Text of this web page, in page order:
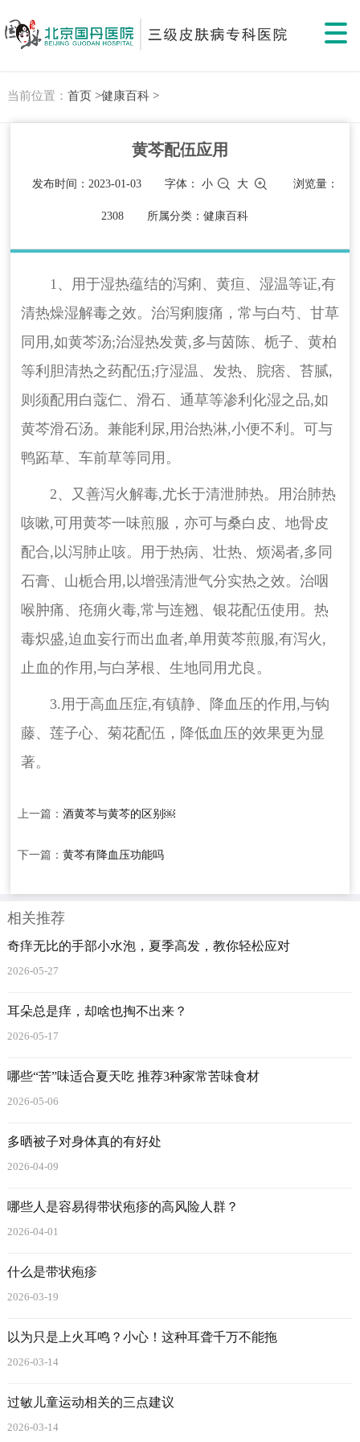
当前位置： 首页 >健康百科 >
黄芩配伍应用
发布时间：2023-01-03 字体：小 大 浏览量：
2308 所属分类：健康百科
1、用于湿热蕴结的泻痢、黄疸、湿温等证,有
清热燥湿解毒之效。治泻痢腹痛，常与白芍、甘草
同用,如黄芩汤;治湿热发黄,多与茵陈、栀子、黄柏
等利胆清热之药配伍;疗湿温、发热、脘痞、苔腻,
则须配用白蔻仁、滑石、通草等渗利化湿之品,如
黄芩滑石汤。兼能利尿,用治热淋,小便不利。可与
鸭跖草、车前草等同用。
2、又善泻火解毒,尤长于清泄肺热。用治肺热
咳嗽,可用黄芩一味煎服，亦可与桑白皮、地骨皮
配合,以泻肺止咳。用于热病、壮热、烦渴者,多同
石膏、山栀合用,以增强清泄气分实热之效。治咽
喉肿痛、疮痈火毒,常与连翘、银花配伍使用。热
毒炽盛,迫血妄行而出血者,单用黄芩煎服,有泻火,
止血的作用,与白茅根、生地同用尤良。
3.用于高血压症,有镇静、降血压的作用,与钩
藤、莲子心、菊花配伍，降低血压的效果更为显
著。
上一篇： 酒黄芩与黄芩的区别￼
下一篇： 黄芩有降血压功能吗
相关推荐
奇痒无比的手部小水泡，夏季高发，教你轻松应对
2026-05-27
耳朵总是痒，却啥也掏不出来？
2026-05-17
哪些“苦”味适合夏天吃 推荐3种家常苦味食材
2026-05-06
多晒被子对身体真的有好处
2026-04-09
哪些人是容易得带状疱疹的高风险人群？
2026-04-01
什么是带状疱疹
2026-03-19
以为只是上火耳鸣？小心！这种耳聋千万不能拖
2026-03-14
过敏儿童运动相关的三点建议
2026-03-14